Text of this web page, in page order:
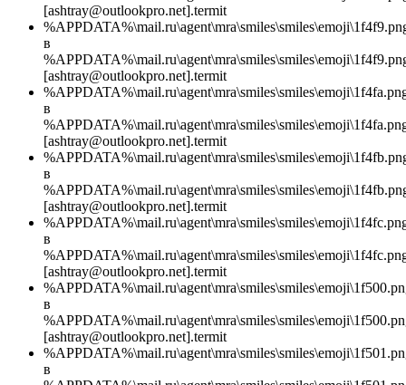
[ashtray@outlookpro.net].termit
в
[ashtray@outlookpro.net].termit
в
[ashtray@outlookpro.net].termit
в
[ashtray@outlookpro.net].termit
в
[ashtray@outlookpro.net].termit
в
[ashtray@outlookpro.net].termit
в